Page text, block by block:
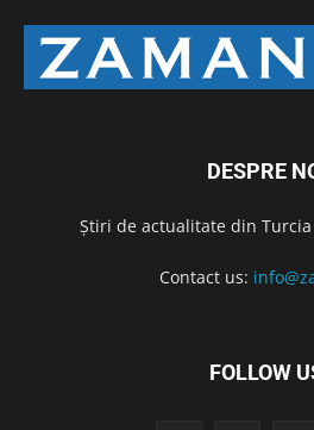
DESPRE
Știri de actualitate din
Contact us:
FOLLOW